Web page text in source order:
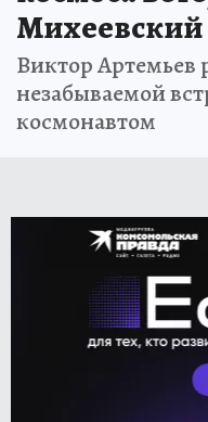
Виктор Артемьев
незабываемой
космонавтом